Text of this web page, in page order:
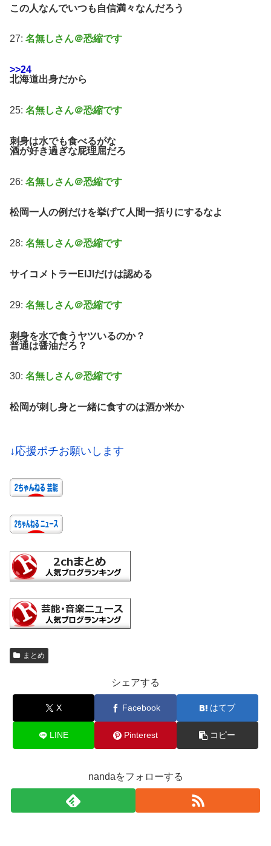
この人なんでいつも自信満々なんだろう
27: 名無しさん＠恐縮です
>>24
北海道出身だから
25: 名無しさん＠恐縮です
刺身は水でも食べるがな
酒が好き過ぎな屁理屈だろ
26: 名無しさん＠恐縮です
松岡一人の例だけを挙げて人間一括りにするなよ
28: 名無しさん＠恐縮です
サイコメトラーEIJIだけは認める
29: 名無しさん＠恐縮です
刺身を水で食うヤツいるのか？
普通は醤油だろ？
30: 名無しさん＠恐縮です
松岡が刺し身と一緒に食すのは酒か米か
↓応援ポチお願いします
まとめ
シェアする
X Facebook はてブ
LINE Pinterest コピー
nandaをフォローする